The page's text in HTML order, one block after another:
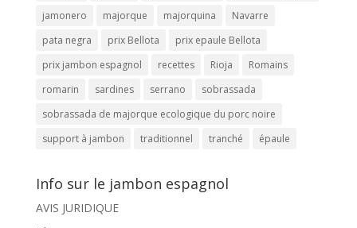
jamonero
majorque majorquina
Navarre
pata negra
prix Bellota
prix epaule Bellota
prix jambon espagnol
recettes Rioja
Romains
romarin
sardines serrano
sobrassada
sobrassada de majorque ecologique du porc noire
support à jambon
traditionnel tranché épaule
Info sur le jambon espagnol
AVIS JURIDIQUE